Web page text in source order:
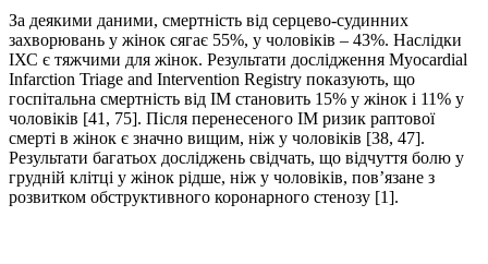
За деякими даними, смертність від серцево-судинних
захворювань у жінок сягає 55%, у чоловіків – 43%. Наслідки
ІХС є тяжчими для жінок. Результати дослідження Myocardial
Infarction Triage and Intervention Registry показують, що
госпітальна смертність від ІМ становить 15% у жінок і 11% у
чоловіків [41, 75]. Після перенесеного ІМ ризик раптової
смерті в жінок є значно вищим, ніж у чоловіків [38, 47].
Результати багатьох досліджень свідчать, що відчуття болю у
грудній клітці у жінок рідше, ніж у чоловіків, пов’язане з
розвитком обструктивного коронарного стенозу [1].